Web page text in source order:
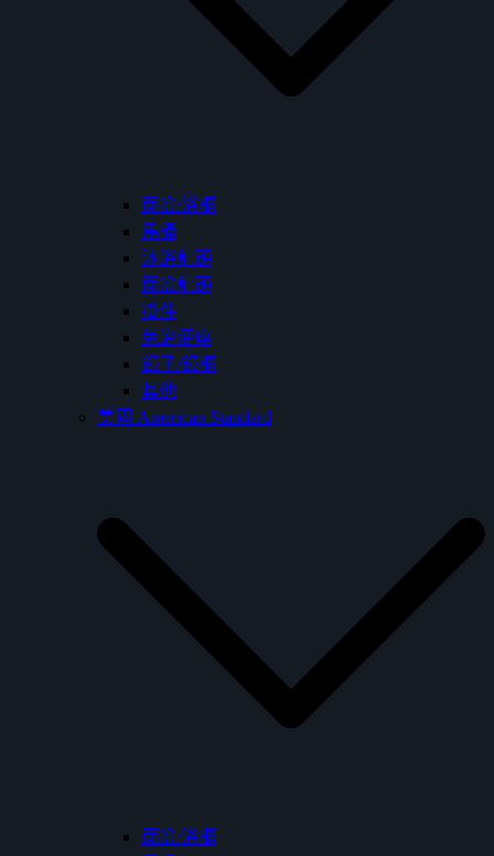
面盆/浴櫃
馬桶
沐浴龍頭
面盆龍頭
掛件
免治便座
鏡子/鏡櫃
其他
美國 American Standard
面盆/浴櫃